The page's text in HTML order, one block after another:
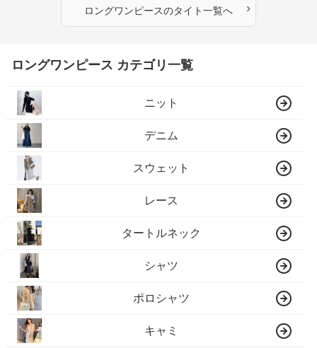
ロングワンピースのタイト一覧へ ›
ロングワンピース カテゴリ一覧
ニット
デニム
スウェット
レース
タートルネック
シャツ
ポロシャツ
キャミ